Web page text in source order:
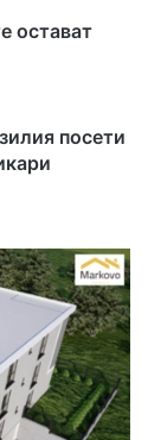
остават
посети